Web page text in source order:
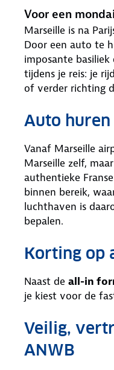
Voor een
Marseille is na
Door een auto te
imposante
tijdens je reis: je
of verder richting
Auto
Vanaf Marseille
Marseille zelf,
authentieke
binnen bereik,
luchthaven is
bepalen.
Korting op
Naast de all-in
je kiest voor de
Veilig,
ANWB